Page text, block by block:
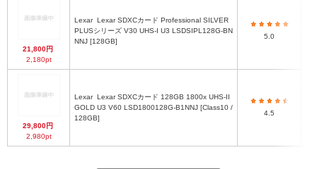
21,800円
2,180pt
Lexar
PLUSシリーズ V30 UHS-I U3 LSDSIPL128G-BN
NNJ [128GB]
5.0
29,800円
2,980pt
Lexar
GOLD U3 V60 LSD1800128G-B1NNJ [Class10 /
128GB]
4.5